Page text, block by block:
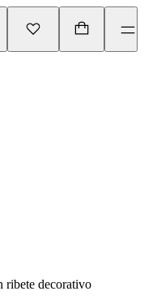
ribete decorativo